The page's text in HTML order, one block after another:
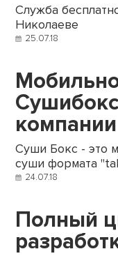
Служба
Николаеве
25.07.18
Суши Бокс - это
суши формата
24.07.18
Полный